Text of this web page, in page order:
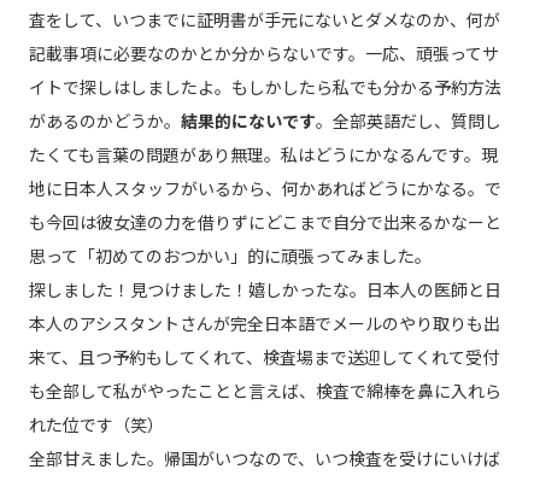
査をして、いつまでに証明書が手元にないとダメなのか、何が
記載事項に必要なのかとか分からないです。一応、頑張ってサ
イトで探しはしましたよ。もしかしたら私でも分かる予約方法
があるのかどうか。 結果的にないです。全部英語だし、質問し
たくても言葉の問題があり無理。私はどうにかなるんです。現
地に日本人スタッフがいるから、何かあればどうにかなる。で
も今回は彼女達の力を借りずにどこまで自分で出来るかなーと
思って「初めてのおつかい」的に頑張ってみました。
探しました！見つけました！嬉しかったな。日本人の医師と日
本人のアシスタントさんが完全日本語でメールのやり取りも出
来て、且つ予約もしてくれて、検査場まで送迎してくれて受付
も全部して私がやったことと言えば、検査で綿棒を鼻に入れら
れた位です（笑）
全部甘えました。帰国がいつなので、いつ検査を受けにいけば